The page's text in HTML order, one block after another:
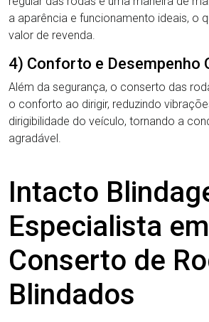
a aparência e funcionamento ideais, o
valor de revenda.
4) Conforto e Desempenho
Além da segurança, o conserto das
o conforto ao dirigir, reduzindo
dirigibilidade do veículo, tornando a
agradável.
Intacto
Especialista em
Conserto de
Blindados